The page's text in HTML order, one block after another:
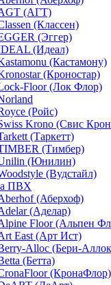
(АГТ)
(Классен)
(Эггер)
(Идеал)
(Кастамону)
(Кроностар)
Floor (Лок Флор)
(Ройс)
Krono (Свис
(Таркетт)
(Тимбер)
(Юнилин)
(Вудстайл)
ПВХ
(Аберхоф)
(Аделар)
Floor (Альпен
East (Арт Ист)
Alloc (Бери-
(Бетта)
(КронаФлор)